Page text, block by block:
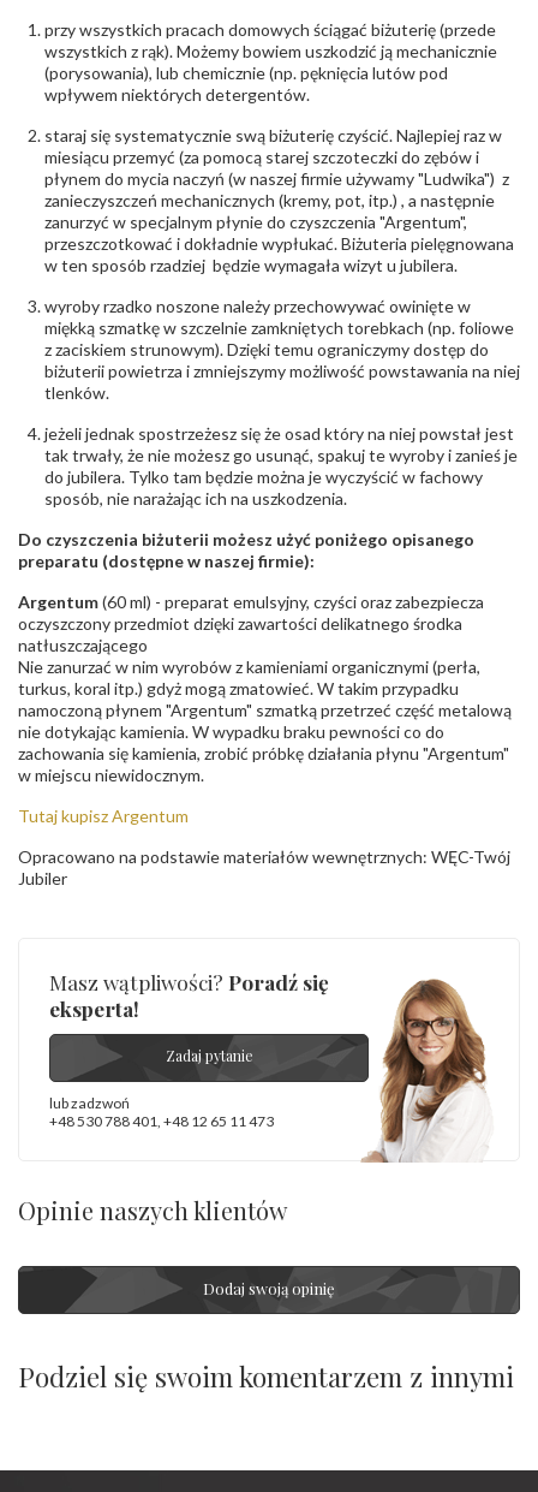
ostrzeżenia:
zawierają nikiel
przy wszystkich pracach domowych ściągać biżuterię (przede
wszystkich z rąk). Możemy bowiem uszkodzić ją mechanicznie
(porysowania), lub chemicznie (np. pęknięcia lutów pod
wpływem niektórych detergentów.
staraj się systematycznie swą biżuterię czyścić. Najlepiej raz w
miesiącu przemyć (za pomocą starej szczoteczki do zębów i
płynem do mycia naczyń (w naszej firmie używamy "Ludwika") z
zanieczyszczeń mechanicznych (kremy, pot, itp.) , a następnie
zanurzyć w specjalnym płynie do czyszczenia "Argentum",
przeszczotkować i dokładnie wypłukać. Biżuteria pielęgnowana
w ten sposób rzadziej będzie wymagała wizyt u jubilera.
wyroby rzadko noszone należy przechowywać owinięte w
miękką szmatkę w szczelnie zamkniętych torebkach (np. foliowe
z zaciskiem strunowym). Dzięki temu ograniczymy dostęp do
biżuterii powietrza i zmniejszymy możliwość powstawania na niej
tlenków.
jeżeli jednak spostrzeżesz się że osad który na niej powstał jest
tak trwały, że nie możesz go usunąć, spakuj te wyroby i zanieś je
do jubilera. Tylko tam będzie można je wyczyścić w fachowy
sposób, nie narażając ich na uszkodzenia.
Do czyszczenia biżuterii możesz użyć poniżego opisanego
preparatu (dostępne w naszej firmie):
Argentum(60 ml) - preparat emulsyjny, czyści oraz zabezpiecza
oczyszczony przedmiot dzięki zawartości delikatnego środka
natłuszczającego
Nie zanurzać w nim wyrobów z kamieniami organicznymi (perła,
turkus, koral itp.) gdyż mogą zmatowieć. W takim przypadku
namoczoną płynem "Argentum" szmatką przetrzeć część metalową
nie dotykając kamienia. W wypadku braku pewności co do
zachowania się kamienia, zrobić próbkę działania płynu "Argentum"
w miejscu niewidocznym.
Tutaj kupisz Argentum
Opracowano na podstawie materiałów wewnętrznych: WĘC-Twój
Jubiler
Masz wątpliwości? Poradź się
eksperta!
Zadaj pytanie
lub zadzwoń
+48 530 788 401 +48 12 65 11 473
Opinie naszych klientów
Dodaj swoją opinię
Podziel się swoim komentarzem z innymi